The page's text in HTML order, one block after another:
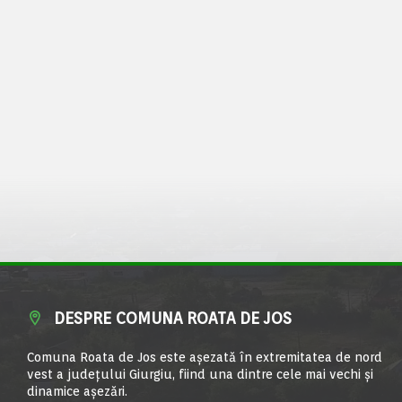
DESPRE COMUNA ROATA DE JOS
Comuna Roata de Jos este aşezată în extremitatea de nord
vest a judeţului Giurgiu, fiind una dintre cele mai vechi şi
dinamice aşezări.